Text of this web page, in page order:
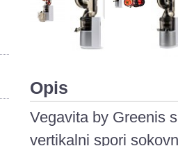
Opis
Vegavita by Greenis
vertikalni spori